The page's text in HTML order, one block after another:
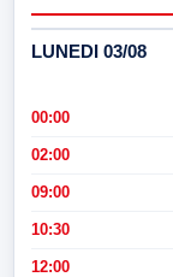
LUNEDI 03/08
00:00
02:00
09:00
10:30
12:00